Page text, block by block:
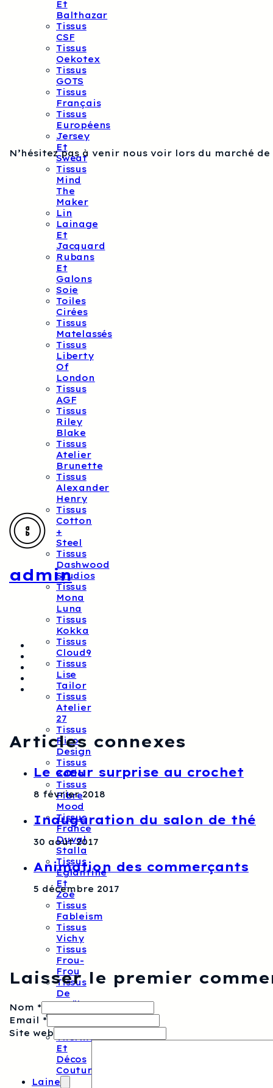
Et
Balthazar
Tissus
CSF
Tissus
Oekotex
Tissus
GOTS
Tissus
Français
Tissus
Européens
Jersey
Et
Sweat
Tissus
Mind
The
Maker
Lin
Lainage
Et
Jacquard
Rubans
Et
Galons
Soie
Toiles
Cirées
Tissus
Matelassés
Tissus
Liberty
Of
London
Tissus
AGF
Tissus
Riley
Blake
Tissus
Atelier
Brunette
Tissus
Alexander
Henry
Tissus
Cotton
+
Steel
Tissus
Dashwood
Studios
Tissus
Mona
Luna
Tissus
Kokka
Tissus
Cloud9
Tissus
Lise
Tailor
Tissus
Atelier
27
Tissus
Rico
Design
Tissus
Katia
Tissus
Fibre
Mood
Tissus
France
Duval
Stalla
Tissus
Eglantine
Et
Zoé
Tissus
Fableism
Tissus
Vichy
Tissus
Frou-
Frou
Tissus
De
Noël
Tissus
Unis
Thermocollants
Et
Décos
Couture
Laine
N’hésitez pas à venir nous voir lors du marché
admin
Articles connexes
Le cœur surprise au crochet
8 février 2018
Inauguration du salon de thé
30 août 2017
Animation des commerçants
5 décembre 2017
Laisser le premier
Nom *
Email *
Site web